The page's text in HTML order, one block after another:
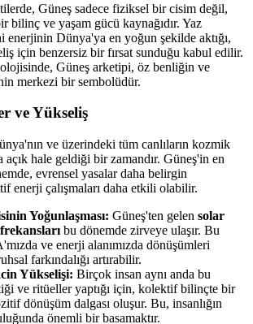
Güneş sadece fiziksel bir cisim değil,
bilinç ve yaşam gücü kaynağıdır. Yaz
enerjinin Dünya'ya en yoğun şekilde aktığı,
için benzersiz bir fırsat sunduğu kabul edilir.
Güneş arketipi, öz benliğin ve
merkezi bir sembolüdür.
ve Yükseliş
ve üzerindeki tüm canlıların kozmik
açık hale geldiği bir zamandır. Güneş'in en
evrensel yasalar daha belirgin
enerji çalışmaları daha etkili olabilir.
Yoğunlaşması: Güneş'ten gelen solar
frekansları bu dönemde zirveye ulaşır. Bu
ve enerji alanımızda dönüşümleri
farkındalığı artırabilir.
Yükselişi: Birçok insan aynı anda bu
ve ritüeller yaptığı için, kolektif bilinçte bir
dönüşüm dalgası oluşur. Bu, insanlığın
önemli bir basamaktır.